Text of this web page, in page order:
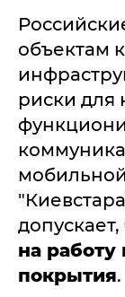
объектам
риски для
допускает,
на
покрытия.